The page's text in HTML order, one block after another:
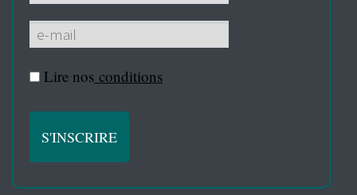
Lire nos conditions